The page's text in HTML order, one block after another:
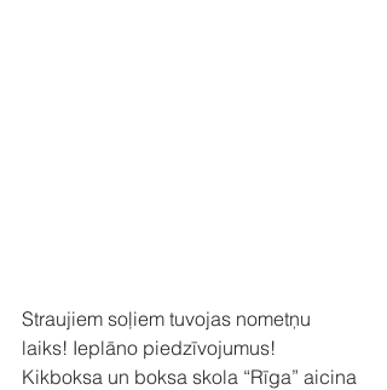
Straujiem soļiem tuvojas nometņu
laiks! Ieplāno piedzīvojumus!
Kikboksa un boksa skola “Rīga” aicina